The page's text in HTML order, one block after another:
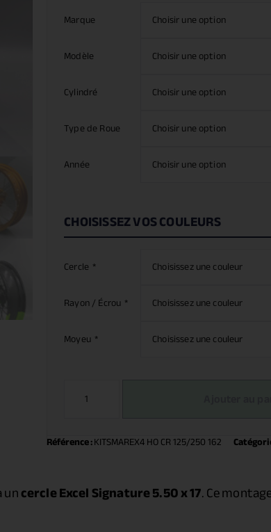
Marque
Modèle
Cylindré
Type de Roue
Année
CHOISISSEZ VOS COULEURS
Cercle *
Rayon / Écrou *
Moyeu *
Référence :KITSMAREX4 HO CR 125/250 162
uncercle Excel Signature 5.50 x 17. Ce